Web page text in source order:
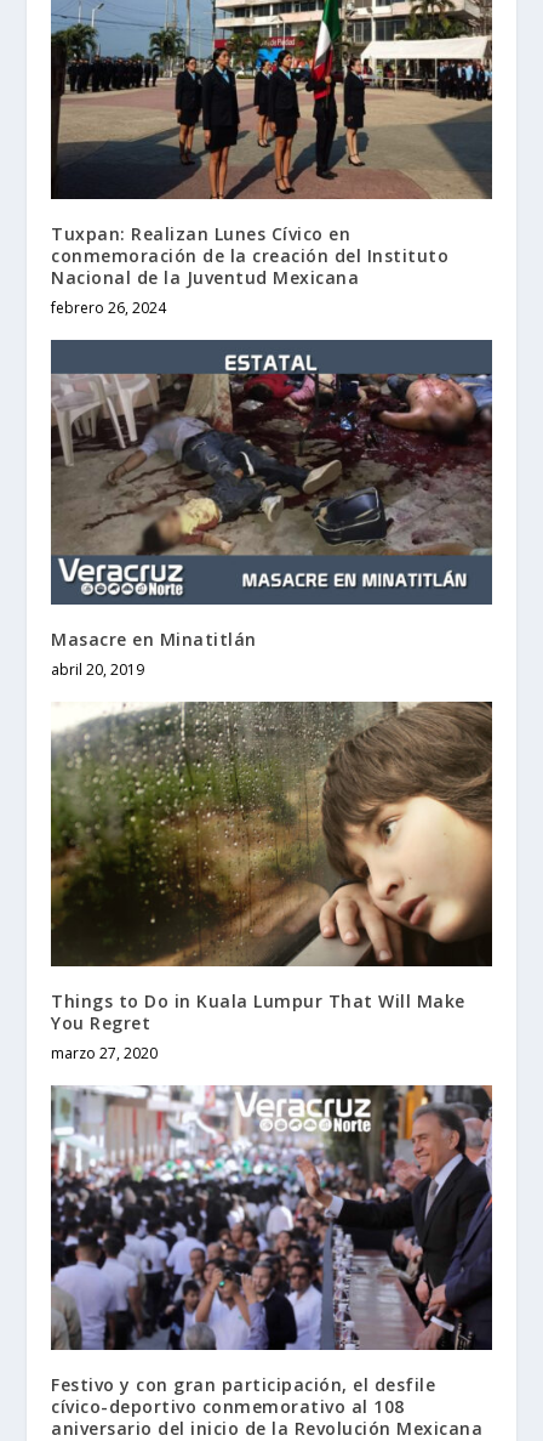
Tuxpan: Realizan Lunes Cívico en
conmemoración de la creación del Instituto
Nacional de la Juventud Mexicana
febrero 26, 2024
Masacre en Minatitlán
abril 20, 2019
Things to Do in Kuala Lumpur That Will Make
You Regret
marzo 27, 2020
Festivo y con gran participación, el desfile
cívico-deportivo conmemorativo al 108
aniversario del inicio de la Revolución Mexicana